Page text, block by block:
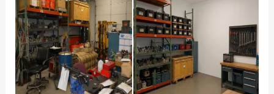
puede
provocar
una
gran
tragedia